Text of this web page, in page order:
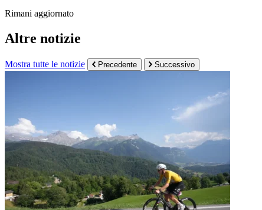
Rimani aggiornato
Altre notizie
Mostra tutte le notizie Precedente Successivo